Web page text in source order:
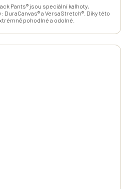
Pants® jsou speciální kalhoty,
a VersaStretch®. Díky této
pohodlné a odolné.